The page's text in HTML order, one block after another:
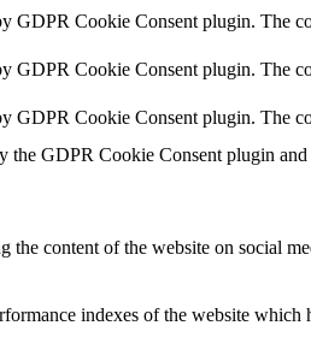
GDPR Cookie Consent plugin. The
GDPR Cookie Consent plugin. The
GDPR Cookie Consent plugin. The
the GDPR Cookie Consent plugin
content of the website on social
indexes of the website